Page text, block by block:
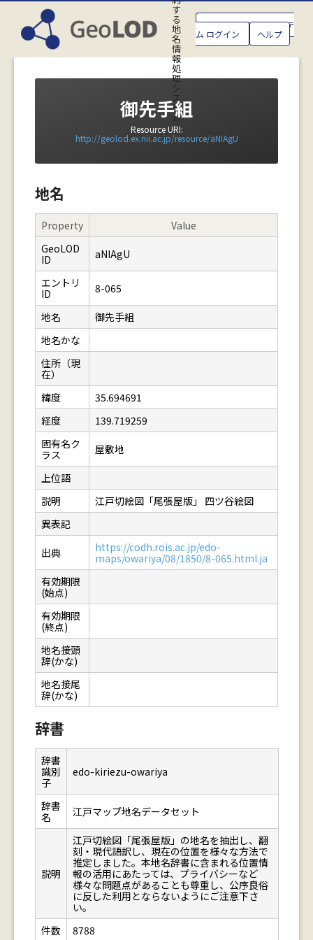
す
る
地
名
情
報
処
理
シ
ス
テ
ム
GeoLOD地名管理システ
ム ログイン ヘルプ
御先手組
Resource URI:
http://geolod.ex.nii.ac.jp/resource/aNIAgU
地名
Property
Value
GeoLOD
ID
aNIAgU
エントリ
ID
8-065
地名
御先手組
地名かな
住所（現
在）
緯度
35.694691
経度
139.719259
固有名ク
ラス
屋敷地
上位語
説明
江戸切絵図「尾張屋版」 四ツ谷絵図
異表記
出典
https://codh.rois.ac.jp/edo-
maps/owariya/08/1850/8-065.html.ja
有効期限
(始点)
有効期限
(終点)
地名接頭
辞(かな)
地名接尾
辞(かな)
辞書
辞書
識別
子
edo-kiriezu-owariya
辞書
名
江戸マップ地名データセット
説明
江戸切絵図「尾張屋版」の地名を抽出し、翻
刻・現代語訳し、現在の位置を様々な方法で
推定しました。本地名辞書に含まれる位置情
報の活用にあたっては、プライバシーなど
様々な問題点があることも尊重し、公序良俗
に反した利用とならないようにご注意下さ
い。
件数
8788